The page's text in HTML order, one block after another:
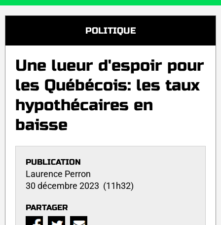
POLITIQUE
Une lueur d'espoir pour
les Québécois: les taux
hypothécaires en
baisse
PUBLICATION
Laurence Perron
30 décembre 2023 (11h32)
PARTAGER